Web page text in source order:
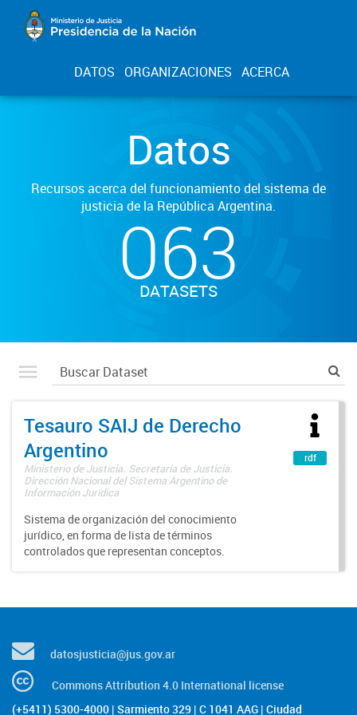
DATOS ORGANIZACIONES ACERCA
Datos
Recursos acerca del funcionamiento del sistema de
justicia de la República Argentina.
063
DATASETS
Tesauro SAIJ de Derecho
Argentino
Ministerio de Justicia. Secretaría de Justicia.
Dirección Nacional del Sistema Argentino de
Información Jurídica
Sistema de organización del conocimiento
jurídico, en forma de lista de términos
controlados que representan conceptos.
rdf
datosjusticia@jus.gov.ar
Commons Attribution 4.0 International license
(+5411) 5300-4000 | Sarmiento 329 | C 1041 AAG | Ciudad